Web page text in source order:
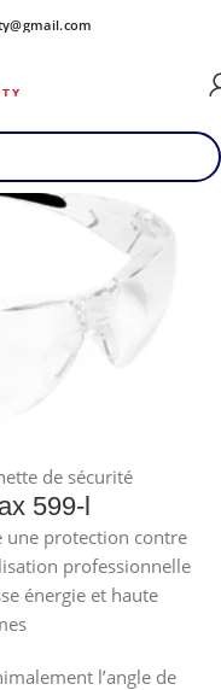
de sécurité
599-l
protection contre
professionnelle
énergie et haute
l’angle de